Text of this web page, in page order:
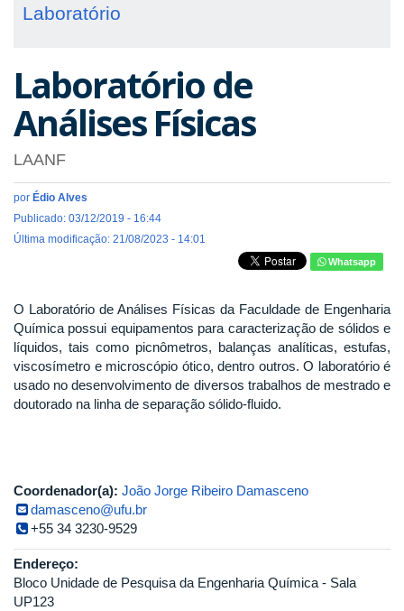
Laboratório
Laboratório de
Análises Físicas
LAANF
por Édio Alves
Publicado: 03/12/2019 - 16:44
Última modificação: 21/08/2023 - 14:01
Whatsapp
O Laboratório de Análises Físicas da Faculdade de Engenharia
Química possui equipamentos para caracterização de sólidos e
líquidos, tais como picnômetros, balanças analíticas, estufas,
viscosímetro e microscópio ótico, dentro outros. O laboratório é
usado no desenvolvimento de diversos trabalhos de mestrado e
doutorado na linha de separação sólido-fluido.
Coordenador(a): João Jorge Ribeiro Damasceno
damasceno@ufu.br
+55 34 3230-9529
Endereço:
Bloco Unidade de Pesquisa da Engenharia Química - Sala
UP123